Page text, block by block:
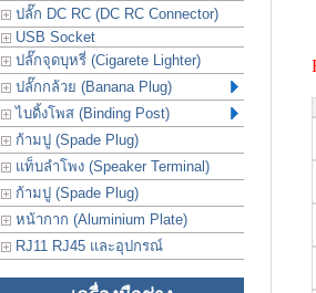
ปลั๊ก DC RC (DC RC Connector)
USB Socket
ปลั๊กจุดบุหรี่ (Cigarete Lighter)
ปลั๊กกล้วย (Banana Plug)
ไบดิ้งโพส (Binding Post)
ก้ามปู (Spade Plug)
แท็บลำโพง (Speaker Terminal)
ก้ามปู (Spade Plug)
หน้ากาก (Aluminium Plate)
RJ11 RJ45 และอุปกรณ์